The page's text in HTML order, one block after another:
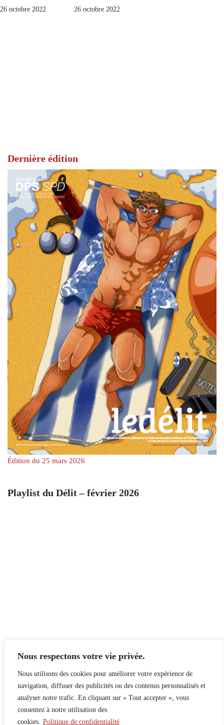
Nous respectons votre vie privée.
Nous utilisons des cookies pour améliorer votre expérience de
navigation, diffuser des publicités ou des contenus personnalisés et
analyser notre trafic. En cliquant sur « Tout accepter », vous
consentez à notre utilisation des
cookies. Politique de confidentialité
26 octobre 2022 26 octobre 2022
Dernière édition
Édition du 25 mars 2026
Playlist du Délit – février 2026